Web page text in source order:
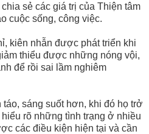
sẻ các giá trị của Thiện tâm
cuộc sống, công việc.
kiên nhẫn được phát triển khi
thiểu được những nóng vội,
để rồi sai lầm nghiêm
sáng suốt hơn, khi đó họ trở
rõ những tình trạng ở nhiều
các điều kiện hiện tại và cần